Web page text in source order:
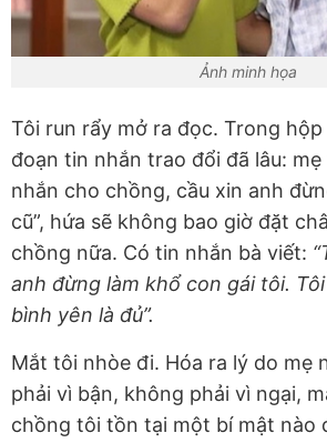
Ảnh minh họa
Tôi run rẩy mở ra đọc. Trong
đoạn tin nhắn trao đổi đã lâu:
nhắn cho chồng, cầu xin anh
cũ”, hứa sẽ không bao giờ đặt
chồng nữa. Có tin nhắn bà viết:
anh đừng làm khổ con gái tôi.
bình yên là đủ”.
Mắt tôi nhòe đi. Hóa ra lý do mẹ
phải vì bận, không phải vì ngại,
chồng tôi tồn tại một bí mật nào